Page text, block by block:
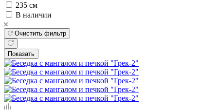
235 см
В наличии
Очистить фильтр
Показать